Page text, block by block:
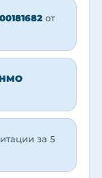
от
за 5